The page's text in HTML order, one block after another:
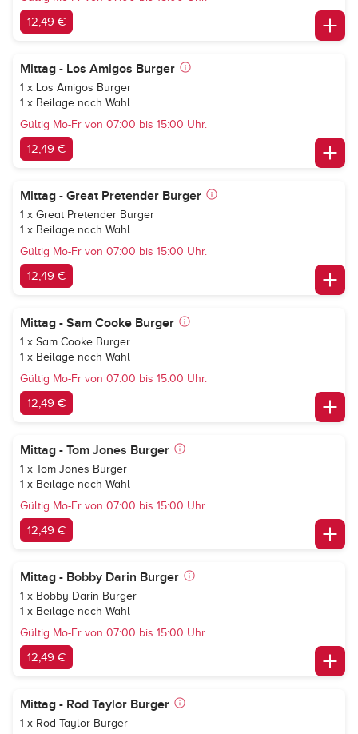
12,49 €
Mittag - Los Amigos Burger
1 x Los Amigos Burger
1 x Beilage nach Wahl
Gültig Mo-Fr von 07:00 bis 15:00 Uhr.
12,49 €
Mittag - Great Pretender Burger
1 x Great Pretender Burger
1 x Beilage nach Wahl
Gültig Mo-Fr von 07:00 bis 15:00 Uhr.
12,49 €
Mittag - Sam Cooke Burger
1 x Sam Cooke Burger
1 x Beilage nach Wahl
Gültig Mo-Fr von 07:00 bis 15:00 Uhr.
12,49 €
Mittag - Tom Jones Burger
1 x Tom Jones Burger
1 x Beilage nach Wahl
Gültig Mo-Fr von 07:00 bis 15:00 Uhr.
12,49 €
Mittag - Bobby Darin Burger
1 x Bobby Darin Burger
1 x Beilage nach Wahl
Gültig Mo-Fr von 07:00 bis 15:00 Uhr.
12,49 €
Mittag - Rod Taylor Burger
1 x Rod Taylor Burger